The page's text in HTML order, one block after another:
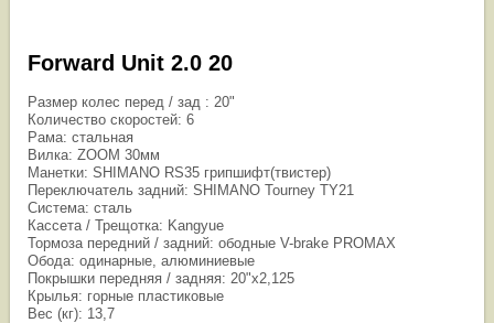
Forward Unit 2.0 20
Размер колес перед / зад : 20"
Количество скоростей: 6
Рама: стальная
Вилка: ZOOM 30мм
Манетки: SHIMANO RS35 грипшифт(твистер)
Переключатель задний: SHIMANO Tourney TY21
Система: сталь
Кассета / Трещотка: Kangyue
Тормоза передний / задний: ободные V-brake PROMAX
Обода: одинарные, алюминиевые
Покрышки передняя / задняя: 20"х2,125
Крылья: горные пластиковые
Вес (кг): 13,7